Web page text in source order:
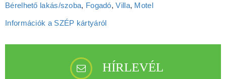
Bérelhető lakás/szoba, Fogadó,Villa, Motel
Információk a SZÉP kártyáról
HÍRLEVÉL